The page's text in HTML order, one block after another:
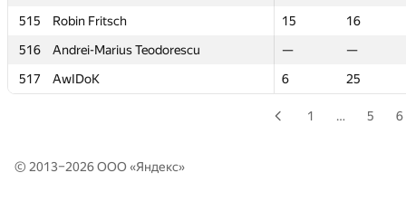
515
Robin Fritsch 15
16
516
Andrei-Marius Teodorescu —
—
517
AwIDoK 6 25
515
Robin Fritsch 15
16
516
Andrei-Marius Teodorescu —
—
517
AwIDoK 6 25
1 … 5 6
© 2013–2026 ООО «Яндекс»